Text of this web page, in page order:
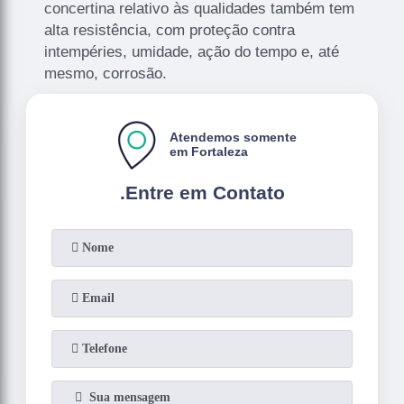
concertina relativo às qualidades também tem
alta resistência, com proteção contra
intempéries, umidade, ação do tempo e, até
mesmo, corrosão.
.Entre em Contato
Atendemos somente
em Fortaleza